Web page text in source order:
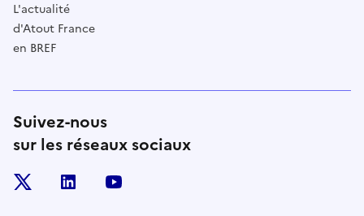
L'actualité
d'Atout France
en BREF
Suivez-nous
sur les réseaux sociaux
linkedin